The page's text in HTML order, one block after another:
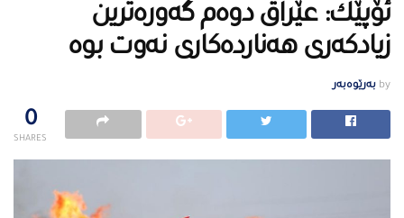
ئۆپێك: عێراق دوه‌م گه‌وره‌ترین
زیادكه‌رى هه‌نارده‌كارى نه‌وت بوه‌
by بەرێوەبەر
0
SHARES